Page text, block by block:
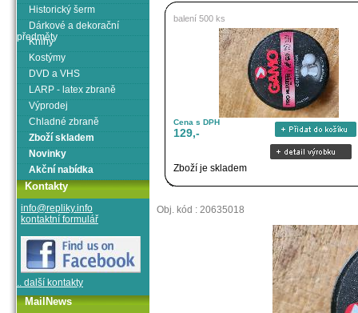
balení 500 ks
Cena s DPH
129,-
Zboží je skladem
Obj. kód : 20635018
Historický šerm
Dárkové a dekorační
předměty
Knihy
Kostýmy
DVD a VHS
LARP - latex zbraně
Výprodej
Chladné zbraně
Zboží skladem
Novinky
Akční nabídka
Kontakty
info@repliky.info
kontaktní formulář
.. další kontakty
MailNews